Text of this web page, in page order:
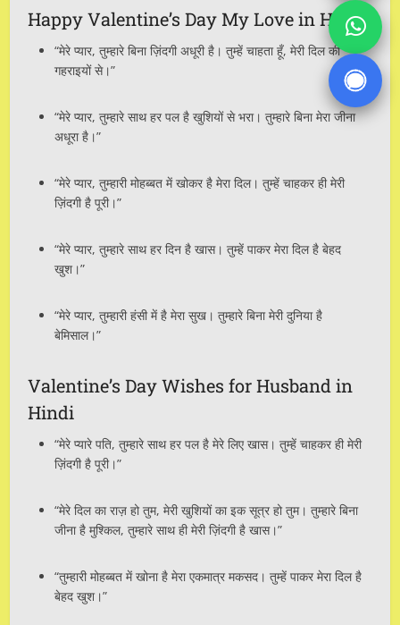
Happy Valentine’s Day My Love in Hindi
“मेरे प्यार, तुम्हारे बिना ज़िंदगी अधूरी है। तुम्हें चाहता हूँ, मेरी दिल की
गहराइयों से।”
“मेरे प्यार, तुम्हारे साथ हर पल है खुशियों से भरा। तुम्हारे बिना मेरा जीना
अधूरा है।”
“मेरे प्यार, तुम्हारी मोहब्बत में खोकर है मेरा दिल। तुम्हें चाहकर ही मेरी
ज़िंदगी है पूरी।”
“मेरे प्यार, तुम्हारे साथ हर दिन है खास। तुम्हें पाकर मेरा दिल है बेहद
खुश।”
“मेरे प्यार, तुम्हारी हंसी में है मेरा सुख। तुम्हारे बिना मेरी दुनिया है
बेमिसाल।”
Valentine’s Day Wishes for Husband in
Hindi
“मेरे प्यारे पति, तुम्हारे साथ हर पल है मेरे लिए खास। तुम्हें चाहकर ही मेरी
ज़िंदगी है पूरी।”
“मेरे दिल का राज़ हो तुम, मेरी खुशियों का इक सूत्र हो तुम। तुम्हारे बिना
जीना है मुश्किल, तुम्हारे साथ ही मेरी ज़िंदगी है खास।”
“तुम्हारी मोहब्बत में खोना है मेरा एकमात्र मकसद। तुम्हें पाकर मेरा दिल है
बेहद खुश।”